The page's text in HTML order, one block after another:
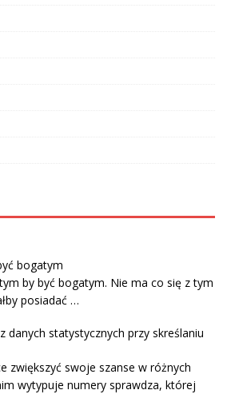
bogatym
by być bogatym. Nie ma co się z tym
posiadać …
danych statystycznych przy skreślaniu
zwiększyć swoje szanse w różnych
wytypuje numery sprawdza, której